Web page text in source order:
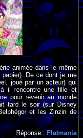
animée dans le même
papier). De ce dont je me
joué par un acteur) qui
il rencontre une fille et
pour revenir au monde
tard le soir (sur Disney
et les Zinzin de
Réponse :Flatmania